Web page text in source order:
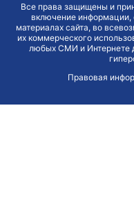
Все права защищены и
включение
материалах сайта, во
их коммерческого
любых СМИ и Интернете
Правовая